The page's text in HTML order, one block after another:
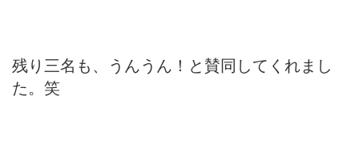
残り三名も、うんうん！と賛同してくれまし
た。笑